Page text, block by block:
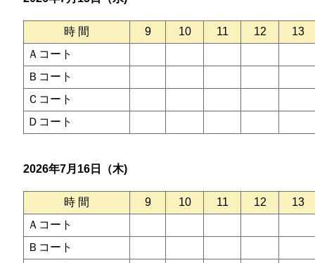
時 間 9 10 11 12
13
Ａコート
Ｂコート
Ｃコート
Ｄコート
2026年7月16日（木)
時 間 9 10 11 12
13
Ａコート
Ｂコート